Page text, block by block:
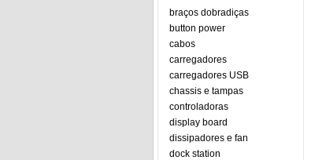
braços dobradiças
button power
cabos
carregadores
carregadores USB
chassis e tampas
controladoras
display board
dissipadores e fan
dock station